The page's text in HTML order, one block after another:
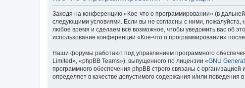
Заходя на конференцию «Кое-что о программировании» (в
следующими условиями. Если вы не согласны с ними, пожалуйста,
любое время и сделаем всё возможное, чтобы уведомить вас об
использование конференции «Кое-что о программировании»
Наши форумы работают под управлением программного
Limited», «phpBB Teams»), выпущенного по лицензии «GNU
программного обеспечения phpBB строго связаны с
определяет в качестве допустимого содержания и/или